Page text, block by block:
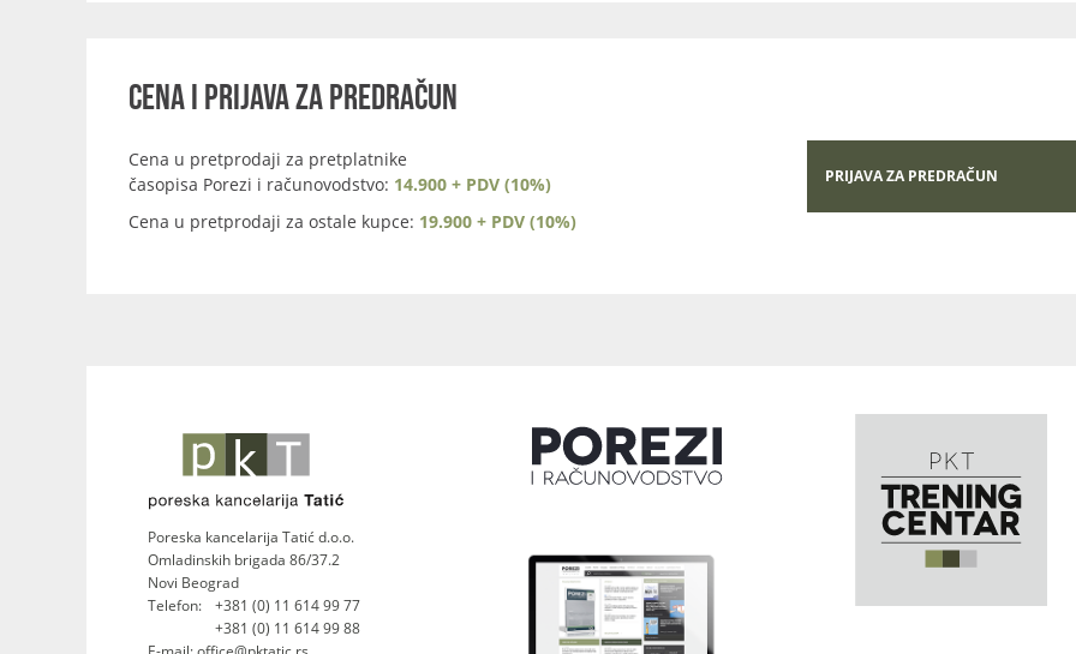
CENA I PRIJAVA ZA PREDRAČUN
Cena u pretprodaji za pretplatnike
časopisa Porezi i računovodstvo: 14.900 + PDV (10%)
Cena u pretprodaji za ostale kupce: 19.900 + PDV (10%)
PRIJAVA ZA PREDRAČUN
Poreska kancelarija Tatić d.o.o.
Omladinskih brigada 86/37.2
Novi Beograd
Telefon:
+381 (0) 11 614 99 77
+381 (0) 11 614 99 88